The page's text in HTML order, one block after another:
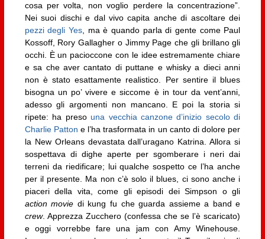
cosa per volta, non voglio perdere la concentrazione”.
Nei suoi dischi e dal vivo capita anche di ascoltare dei
pezzi degli Yes, ma è quando parla di gente come Paul
Kossoff, Rory Gallagher o Jimmy Page che gli brillano gli
occhi. È un pacioccone con le idee estremamente chiare
e sa che aver cantato di puttane e whisky a dieci anni
non è stato esattamente realistico. Per sentire il blues
bisogna un po’ vivere e siccome è in tour da vent’anni,
adesso gli argomenti non mancano. E poi la storia si
ripete: ha preso una vecchia canzone d’inizio secolo di
Charlie Patton e l’ha trasformata in un canto di dolore per
la New Orleans devastata dall’uragano Katrina. Allora si
sospettava di dighe aperte per sgomberare i neri dai
terreni da riedificare; lui qualche sospetto ce l’ha anche
per il presente. Ma non c’è solo il blues, ci sono anche i
piaceri della vita, come gli episodi dei Simpson o gli
action movie di kung fu che guarda assieme a band e
crew. Apprezza Zucchero (confessa che se l’è scaricato)
e oggi vorrebbe fare una jam con Amy Winehouse.